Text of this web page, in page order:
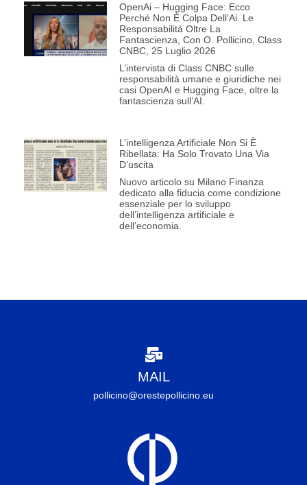
OpenAi – Hugging Face: Ecco
Perché Non È Colpa Dell’Ai. Le
Responsabilità Oltre La
Fantascienza, Con O. Pollicino, Class
CNBC, 25 Luglio 2026
L’intervista di Class CNBC sulle
responsabilità umane e giuridiche nei
casi OpenAI e Hugging Face, oltre la
fantascienza sull’AI.
L’intelligenza Artificiale Non Si È
Ribellata: Ha Solo Trovato Una Via
D’uscita
Nuovo articolo su Milano Finanza
dedicato alla fiducia come condizione
essenziale per lo sviluppo
dell’intelligenza artificiale e
dell’economia.
MAIL
pollicino@orestepollicino.eu